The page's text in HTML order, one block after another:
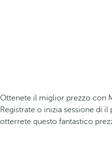
Ottenete il miglior prezzo con
Registrate o inizia sessione di
otterrete questo fantastico